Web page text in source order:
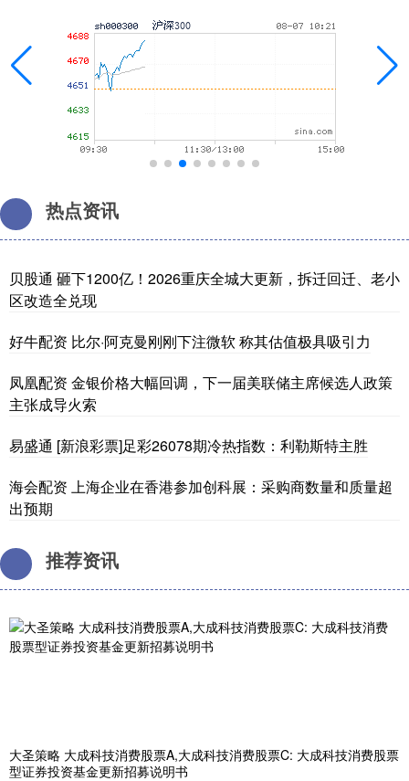
热点资讯
贝股通 砸下1200亿！2026重庆全城大更新，拆迁回迁、老小
区改造全兑现
好牛配资 比尔·阿克曼刚刚下注微软 称其估值极具吸引力
凤凰配资 金银价格大幅回调，下一届美联储主席候选人政策
主张成导火索
易盛通 [新浪彩票]足彩26078期冷热指数：利勒斯特主胜
海会配资 上海企业在香港参加创科展：采购商数量和质量超
出预期
推荐资讯
大圣策略 大成科技消费股票A,大成科技消费股票C: 大成科技消费股票
型证券投资基金更新招募说明书